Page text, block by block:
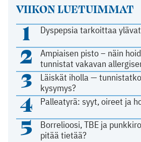
VIIKON LUETUIMMAT
1 Dyspepsia tarkoittaa
2
Ampiaisen pisto – näin
tunnistat vakavan
3
Läiskät iholla —
kysymys?
4 Palleatyrä: syyt, oireet ja
5
Borrelioosi, TBE ja
pitää tietää?